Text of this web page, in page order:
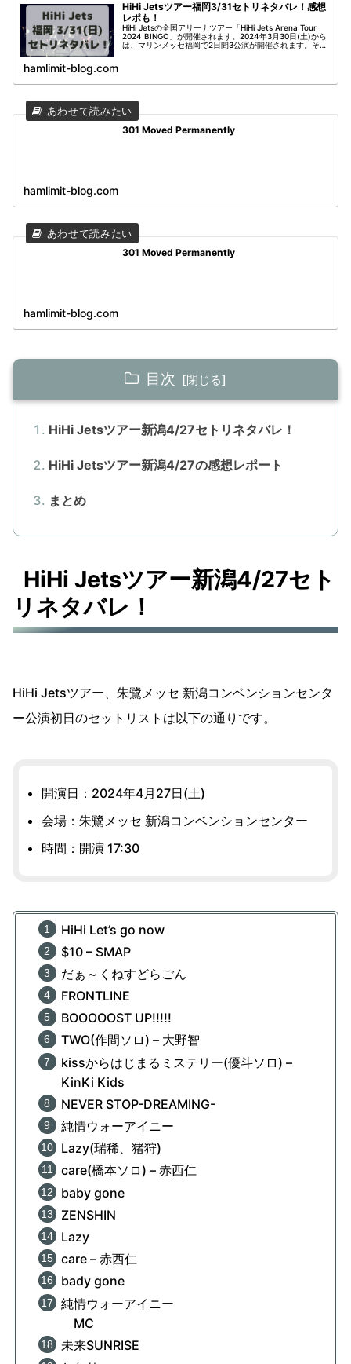
HiHi Jetsツアー福岡3/31セトリネタバレ！感想
レポも！
HiHi Jetsの全国アリーナツアー「HiHi Jets Arena Tour
2024 BINGO」が開催されます。2024年3月30日(土)から
は、マリンメッセ福岡で2日間3公演が開催されます。そう
hamlimit-blog.com
301 Moved Permanently
hamlimit-blog.com
301 Moved Permanently
hamlimit-blog.com
目次
HiHi Jetsツアー新潟4/27セトリネタバレ！
HiHi Jetsツアー新潟4/27の感想レポート
まとめ
HiHi Jetsツアー新潟4/27セト
リネタバレ！
HiHi Jetsツアー、朱鷺メッセ 新潟コンベンションセンタ
ー公演初日のセットリストは以下の通りです。
開演日：2024年4月27日(土)
会場：朱鷺メッセ 新潟コンベンションセンター
時間：開演 17:30
HiHi Let’s go now
$10 – SMAP
だぁ～くねすどらごん
FRONTLINE
BOOOOOST UP!!!!!
TWO(作間ソロ) – 大野智
kissからはじまるミステリー(優斗ソロ) –
KinKi Kids
NEVER STOP-DREAMING-
純情ウォーアイニー
Lazy(瑞稀、猪狩)
care(橋本ソロ) – 赤西仁
baby gone
ZENSHIN
Lazy
care – 赤西仁
bady gone
純情ウォーアイニー
MC
未来SUNRISE